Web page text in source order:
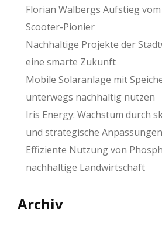
Florian Walbergs Aufstieg
Scooter-Pionier
Nachhaltige Projekte der
eine smarte Zukunft
Mobile Solaranlage mit
unterwegs nachhaltig nutzen
Iris Energy: Wachstum durch
und strategische Anpassungen
Effiziente Nutzung von
nachhaltige Landwirtschaft
Archiv